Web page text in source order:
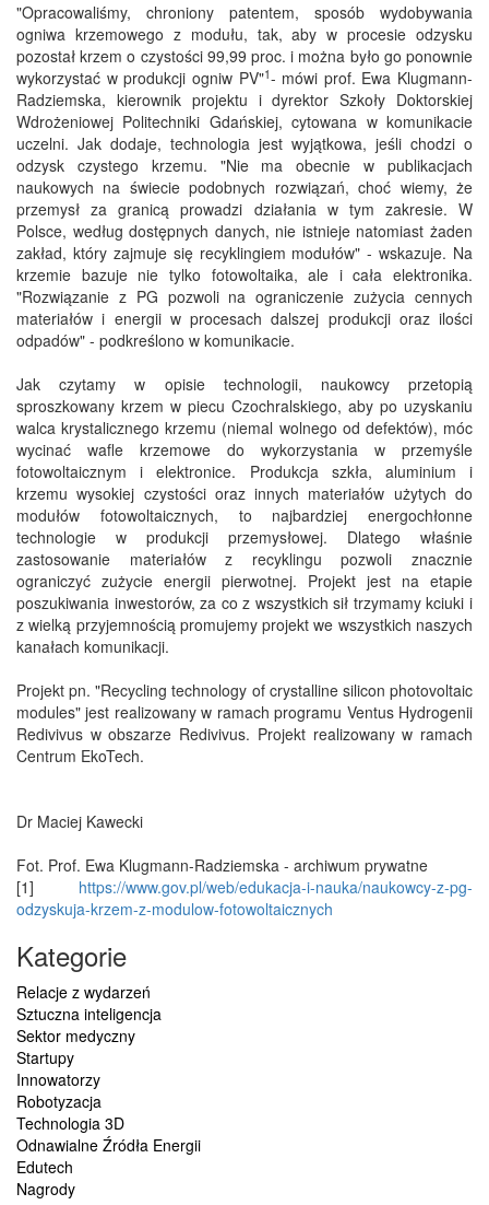
"Opracowaliśmy, chroniony patentem, sposób wydobywania
ogniwa krzemowego z modułu, tak, aby w procesie odzysku
pozostał krzem o czystości 99,99 proc. i można było go ponownie
wykorzystać w produkcji ogniw PV"1- mówi prof. Ewa Klugmann-
Radziemska, kierownik projektu i dyrektor Szkoły Doktorskiej
Wdrożeniowej Politechniki Gdańskiej, cytowana w komunikacie
uczelni. Jak dodaje, technologia jest wyjątkowa, jeśli chodzi o
odzysk czystego krzemu. "Nie ma obecnie w publikacjach
naukowych na świecie podobnych rozwiązań, choć wiemy, że
przemysł za granicą prowadzi działania w tym zakresie. W
Polsce, według dostępnych danych, nie istnieje natomiast żaden
zakład, który zajmuje się recyklingiem modułów" - wskazuje. Na
krzemie bazuje nie tylko fotowoltaika, ale i cała elektronika.
"Rozwiązanie z PG pozwoli na ograniczenie zużycia cennych
materiałów i energii w procesach dalszej produkcji oraz ilości
odpadów" - podkreślono w komunikacie.
Jak czytamy w opisie technologii, naukowcy przetopią
sproszkowany krzem w piecu Czochralskiego, aby po uzyskaniu
walca krystalicznego krzemu (niemal wolnego od defektów), móc
wycinać wafle krzemowe do wykorzystania w przemyśle
fotowoltaicznym i elektronice. Produkcja szkła, aluminium i
krzemu wysokiej czystości oraz innych materiałów użytych do
modułów fotowoltaicznych, to najbardziej energochłonne
technologie w produkcji przemysłowej. Dlatego właśnie
zastosowanie materiałów z recyklingu pozwoli znacznie
ograniczyć zużycie energii pierwotnej. Projekt jest na etapie
poszukiwania inwestorów, za co z wszystkich sił trzymamy kciuki i
z wielką przyjemnością promujemy projekt we wszystkich naszych
kanałach komunikacji.
Projekt pn. "Recycling technology of crystalline silicon photovoltaic
modules" jest realizowany w ramach programu Ventus Hydrogenii
Redivivus w obszarze Redivivus. Projekt realizowany w ramach
Centrum EkoTech.
Dr Maciej Kawecki
Fot. Prof. Ewa Klugmann-Radziemska - archiwum prywatne
[1] https://www.gov.pl/web/edukacja-i-nauka/naukowcy-z-pg-
odzyskuja-krzem-z-modulow-fotowoltaicznych
Kategorie
Relacje z wydarzeń
Sztuczna inteligencja
Sektor medyczny
Startupy
Innowatorzy
Robotyzacja
Technologia 3D
Odnawialne Źródła Energii
Edutech
Nagrody